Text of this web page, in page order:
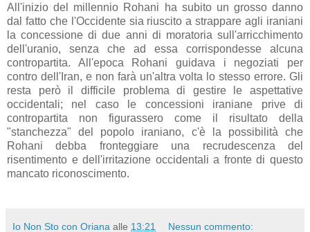
All'inizio del millennio Rohani ha subito un grosso danno
dal fatto che l'Occidente sia riuscito a strappare agli iraniani
la concessione di due anni di moratoria sull'arricchimento
dell'uranio, senza che ad essa corrispondesse alcuna
contropartita. All'epoca Rohani guidava i negoziati per
contro dell'Iran, e non farà un'altra volta lo stesso errore. Gli
resta però il difficile problema di gestire le aspettative
occidentali; nel caso le concessioni iraniane prive di
contropartita non figurassero come il risultato della
"stanchezza" del popolo iraniano, c'è la possibilità che
Rohani debba fronteggiare una recrudescenza del
risentimento e dell'irritazione occidentali a fronte di questo
mancato riconoscimento.
Io Non Sto con Oriana alle 13:21 Nessun commento: